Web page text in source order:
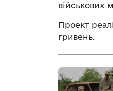
військових
Проект
гривень.